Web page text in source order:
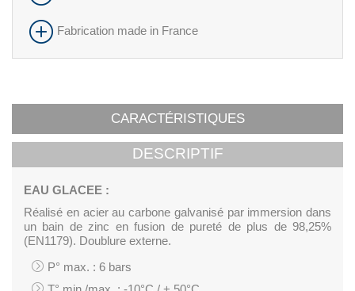
Fabrication made in France
CARACTÉRISTIQUES
DESCRIPTIF
EAU GLACEE :
Réalisé en acier au carbone galvanisé par immersion dans
un bain de zinc en fusion de pureté de plus de 98,25%
(EN1179). Doublure externe.
P° max. : 6 bars